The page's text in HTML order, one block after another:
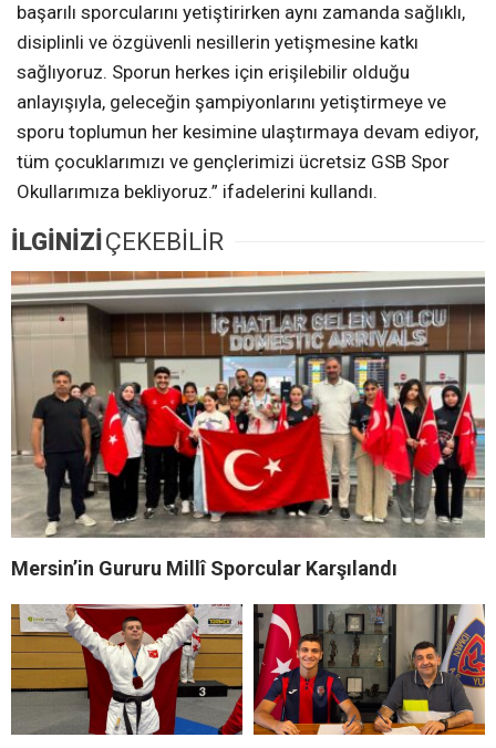
başarılı sporcularını yetiştirirken aynı zamanda sağlıklı,
disiplinli ve özgüvenli nesillerin yetişmesine katkı
sağlıyoruz. Sporun herkes için erişilebilir olduğu
anlayışıyla, geleceğin şampiyonlarını yetiştirmeye ve
sporu toplumun her kesimine ulaştırmaya devam ediyor,
tüm çocuklarımızı ve gençlerimizi ücretsiz GSB Spor
Okullarımıza bekliyoruz.” ifadelerini kullandı.
İLGİNİZİ ÇEKEBİLİR
Mersin’in Gururu Millî Sporcular Karşılandı